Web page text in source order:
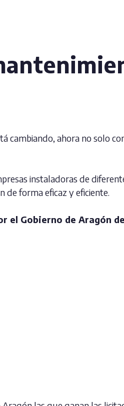
cambiando, ahora no solo
instaladoras de
de forma eficaz y eficiente.
el Gobierno de Aragón